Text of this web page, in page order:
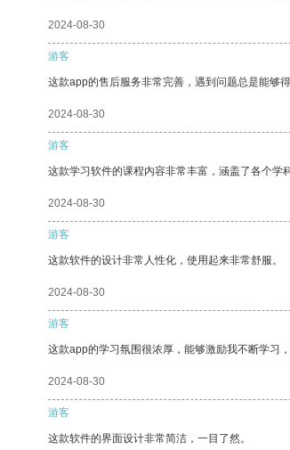
2024-08-30
游客
这款app的售后服务非常完善，遇到问题总是能够
2024-08-30
游客
这款学习软件的课程内容非常丰富，涵盖了各个学
2024-08-30
游客
这款软件的设计非常人性化，使用起来非常舒服。
2024-08-30
游客
这款app的学习氛围很浓厚，能够激励我不断学习
2024-08-30
游客
这款软件的界面设计非常简洁，一目了然。